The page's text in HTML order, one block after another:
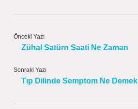
Önceki Yazı
Zühal Satürn Saati Ne Zaman
Sonraki Yazı
Tıp Dilinde Semptom Ne Demek